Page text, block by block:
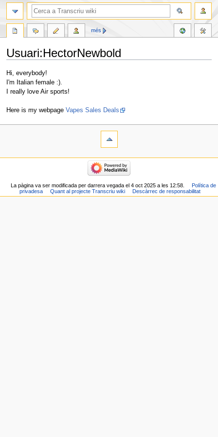
Usuari:HectorNewbold
Jump
to
navigation
Jump
to
search
Hi, everybody!
I'm Italian female :).
I really love Air sports!
Here is my webpage Vapes Sales Deals
més
La pàgina va ser modificada per darrera vegada el 4 oct 2025 a les 12:58.
Política de
privadesa
Quant al projecte Transcriu wiki Descàrrec de responsabilitat